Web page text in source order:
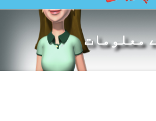
معلومات